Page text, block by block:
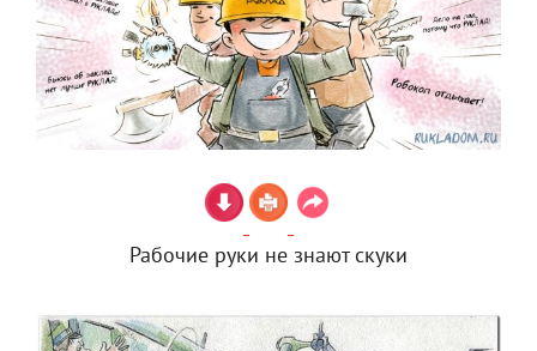
Рабочие руки не знают скуки